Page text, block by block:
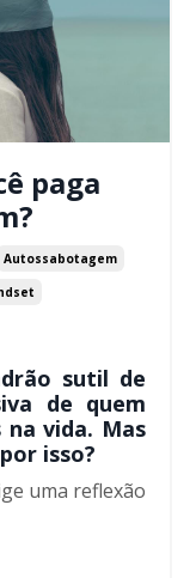
paga
Autossabotagem
sutil de
de quem
vida. Mas
isso?
uma reflexão